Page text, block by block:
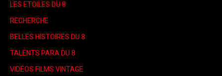
LES ETOILES DU 8
RECHERCHE
BELLES HISTOIRES DU 8
TALENTS PARA DU 8
VIDÉOS FILMS VINTAGE